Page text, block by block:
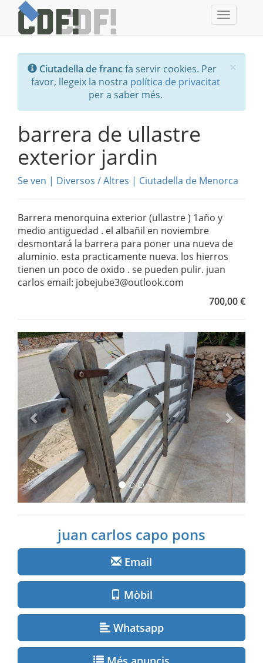
Toggle
×
Ciutadella de francfa servir cookies. Per
favor, llegeix la nostra política de privacitat
per a saber més.
barrera de ullastre
exterior jardin
Se ven | Diversos /Altres | Ciutadella de Menorca
Barrera menorquina exterior (ullastre ) 1año y
medio antiguedad . el albañil en noviembre
desmontará la barrera para poner una nueva de
aluminio. esta practicamente nueva. los hierros
tienen un poco de oxido . se pueden pulir. juan
carlos email: jobejube3@outlook.com
700,00 €
Anterior
juan carlos capo pons
Email
Mòbil
Whatsapp